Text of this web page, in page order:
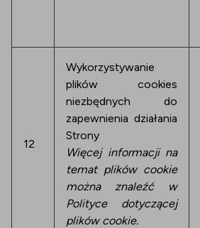
12
Wykorzystywanie
plików cookies
niezbędnych do
zapewnienia działania
Strony
Więcej informacji na
temat plików cookie
można znaleźć w
Polityce dotyczącej
plików cookie.